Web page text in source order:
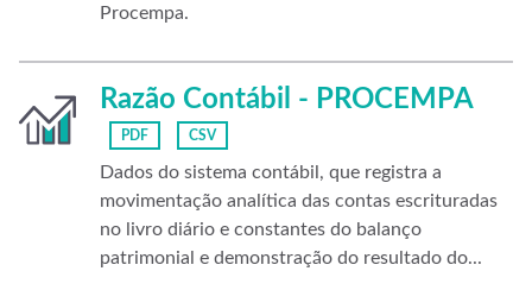
Procempa.
Razão Contábil - PROCEMPA
PDF CSV
Dados do sistema contábil, que registra a
movimentação analítica das contas escrituradas
no livro diário e constantes do balanço
patrimonial e demonstração do resultado do...